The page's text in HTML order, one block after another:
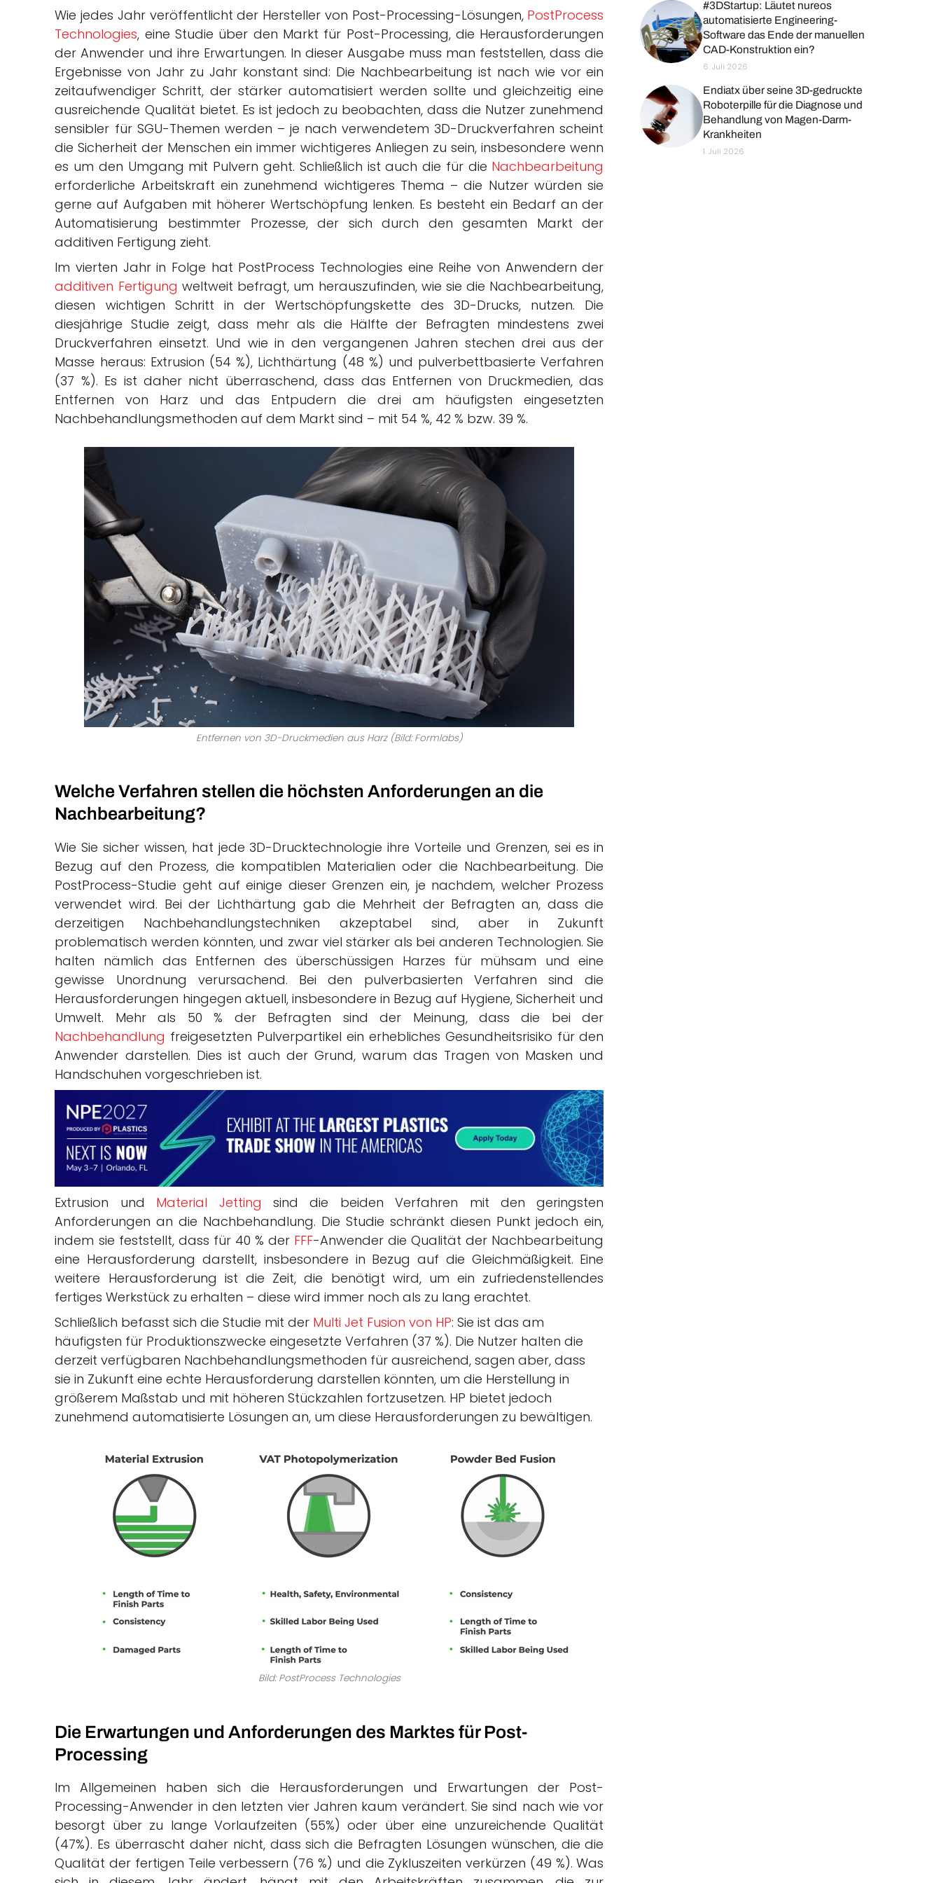
Wie jedes Jahr veröffentlicht der Hersteller von Post-Processing-Lösungen, PostProcess
Technologies, eine Studie über den Markt für Post-Processing, die Herausforderungen
der Anwender und ihre Erwartungen. In dieser Ausgabe muss man feststellen, dass die
Ergebnisse von Jahr zu Jahr konstant sind: Die Nachbearbeitung ist nach wie vor ein
zeitaufwendiger Schritt, der stärker automatisiert werden sollte und gleichzeitig eine
ausreichende Qualität bietet. Es ist jedoch zu beobachten, dass die Nutzer zunehmend
sensibler für SGU-Themen werden – je nach verwendetem 3D-Druckverfahren scheint
die Sicherheit der Menschen ein immer wichtigeres Anliegen zu sein, insbesondere wenn
es um den Umgang mit Pulvern geht. Schließlich ist auch die für die Nachbearbeitung
erforderliche Arbeitskraft ein zunehmend wichtigeres Thema – die Nutzer würden sie
gerne auf Aufgaben mit höherer Wertschöpfung lenken. Es besteht ein Bedarf an der
Automatisierung bestimmter Prozesse, der sich durch den gesamten Markt der
additiven Fertigung zieht.
Im vierten Jahr in Folge hat PostProcess Technologies eine Reihe von Anwendern der
additiven Fertigung weltweit befragt, um herauszufinden, wie sie die Nachbearbeitung,
diesen wichtigen Schritt in der Wertschöpfungskette des 3D-Drucks, nutzen. Die
diesjährige Studie zeigt, dass mehr als die Hälfte der Befragten mindestens zwei
Druckverfahren einsetzt. Und wie in den vergangenen Jahren stechen drei aus der
Masse heraus: Extrusion (54 %), Lichthärtung (48 %) und pulverbettbasierte Verfahren
(37 %). Es ist daher nicht überraschend, dass das Entfernen von Druckmedien, das
Entfernen von Harz und das Entpudern die drei am häufigsten eingesetzten
Nachbehandlungsmethoden auf dem Markt sind – mit 54 %, 42 % bzw. 39 %.
Entfernen von 3D-Druckmedien aus Harz (Bild: Formlabs)
Welche Verfahren stellen die höchsten Anforderungen an die
Nachbearbeitung?
Wie Sie sicher wissen, hat jede 3D-Drucktechnologie ihre Vorteile und Grenzen, sei es in
Bezug auf den Prozess, die kompatiblen Materialien oder die Nachbearbeitung. Die
PostProcess-Studie geht auf einige dieser Grenzen ein, je nachdem, welcher Prozess
verwendet wird. Bei der Lichthärtung gab die Mehrheit der Befragten an, dass die
derzeitigen Nachbehandlungstechniken akzeptabel sind, aber in Zukunft
problematisch werden könnten, und zwar viel stärker als bei anderen Technologien. Sie
halten nämlich das Entfernen des überschüssigen Harzes für mühsam und eine
gewisse Unordnung verursachend. Bei den pulverbasierten Verfahren sind die
Herausforderungen hingegen aktuell, insbesondere in Bezug auf Hygiene, Sicherheit und
Umwelt. Mehr als 50 % der Befragten sind der Meinung, dass die bei der
Nachbehandlung freigesetzten Pulverpartikel ein erhebliches Gesundheitsrisiko für den
Anwender darstellen. Dies ist auch der Grund, warum das Tragen von Masken und
Handschuhen vorgeschrieben ist.
Extrusion und Material Jetting sind die beiden Verfahren mit den geringsten
Anforderungen an die Nachbehandlung. Die Studie schränkt diesen Punkt jedoch ein,
indem sie feststellt, dass für 40 % der FFF-Anwender die Qualität der Nachbearbeitung
eine Herausforderung darstellt, insbesondere in Bezug auf die Gleichmäßigkeit. Eine
weitere Herausforderung ist die Zeit, die benötigt wird, um ein zufriedenstellendes
fertiges Werkstück zu erhalten – diese wird immer noch als zu lang erachtet.
Schließlich befasst sich die Studie mit der Multi Jet Fusion von HP: Sie ist das am
häufigsten für Produktionszwecke eingesetzte Verfahren (37 %). Die Nutzer halten die
derzeit verfügbaren Nachbehandlungsmethoden für ausreichend, sagen aber, dass
sie in Zukunft eine echte Herausforderung darstellen könnten, um die Herstellung in
größerem Maßstab und mit höheren Stückzahlen fortzusetzen. HP bietet jedoch
zunehmend automatisierte Lösungen an, um diese Herausforderungen zu bewältigen.
Bild: PostProcess Technologies
Die Erwartungen und Anforderungen des Marktes für Post-
Processing
Im Allgemeinen haben sich die Herausforderungen und Erwartungen der Post-
Processing-Anwender in den letzten vier Jahren kaum verändert. Sie sind nach wie vor
besorgt über zu lange Vorlaufzeiten (55%) oder über eine unzureichende Qualität
(47%). Es überrascht daher nicht, dass sich die Befragten Lösungen wünschen, die die
Qualität der fertigen Teile verbessern (76 %) und die Zykluszeiten verkürzen (49 %). Was
#3DStartup: Läutet nureos
automatisierte Engineering-
Software das Ende der manuellen
CAD-Konstruktion ein?
6. Juli 2026
Endiatx über seine 3D-gedruckte
Roboterpille für die Diagnose und
Behandlung von Magen-Darm-
Krankheiten
1. Juli 2026